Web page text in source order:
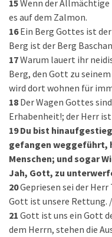
15Wenn der
es auf dem Zalmon.
16 Ein Berg Gottes ist
Berg ist der Berg
17Warum lauert ihr
Berg, den Gott zu
wird dort wohnen für
18 Der Wagen Gottes
Erhabenheit!; der Herr
19 Du bist
gefangen weggeführt,
Menschen; und sogar
Jah, Gott, zu
20Gepriesen sei der
Gott ist unsere Rettung.
21 Gott ist uns ein Gott
dem Herrn, stehen die